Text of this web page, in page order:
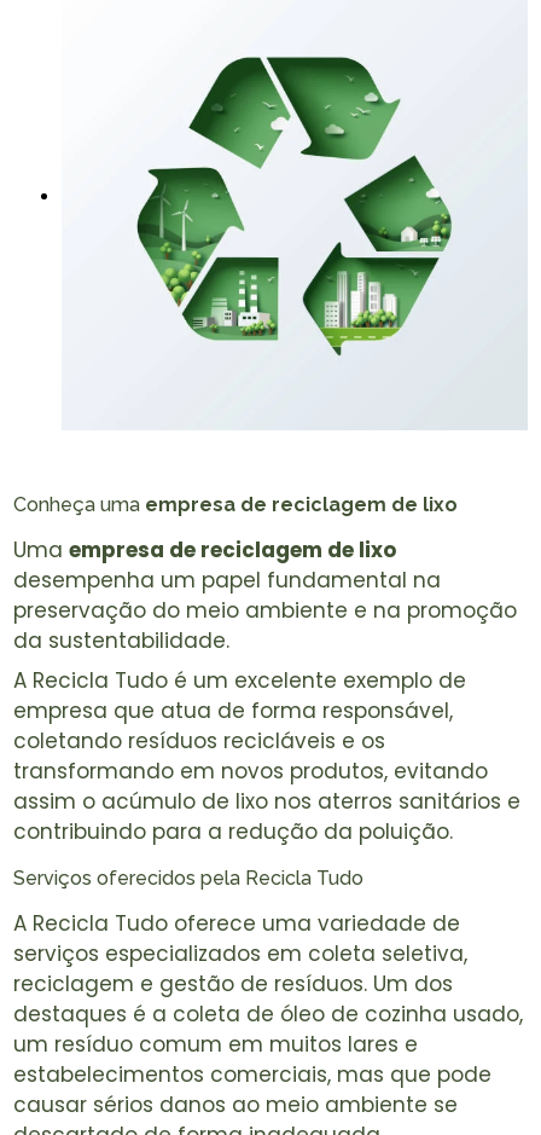
Conheça uma empresa de reciclagem de lixo
Umaempresa de reciclagem de lixo
desempenha um papel fundamental na
preservação do meio ambiente e na promoção
da sustentabilidade.
A Recicla Tudo é um excelente exemplo de
empresa que atua de forma responsável,
coletando resíduos recicláveis e os
transformando em novos produtos, evitando
assim o acúmulo de lixo nos aterros sanitários e
contribuindo para a redução da poluição.
Serviços oferecidos pela Recicla Tudo
A Recicla Tudo oferece uma variedade de
serviços especializados em coleta seletiva,
reciclagem e gestão de resíduos. Um dos
destaques é a coleta de óleo de cozinha usado,
um resíduo comum em muitos lares e
estabelecimentos comerciais, mas que pode
causar sérios danos ao meio ambiente se